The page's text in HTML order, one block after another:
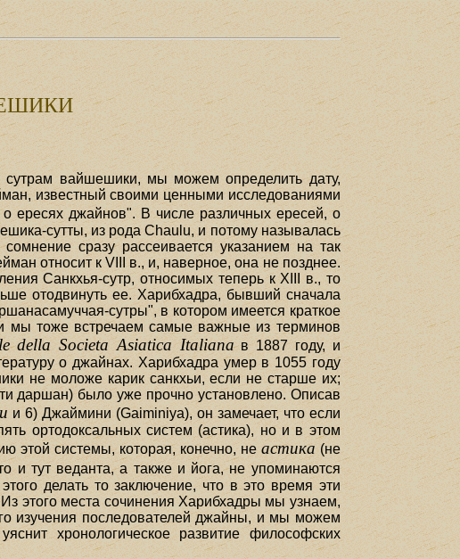
вайшешики, мы можем определить дату,
известный своими ценными исследованиями
ересях джайнов". В числе различных ересей, о
сутты, из рода Chaulu, и потому называлась
сразу рассеивается указанием на так
относит к VIII в., и, наверное, она не позднее.
Санкхья-сутр, относимых теперь к XIII в., то
отодвинуть ее. Харибхадра, бывший сначала
сутры", в котором имеется краткое
мы тоже встречаем самые важные из терминов
della Societa Asiatica Italianaв 1887 году, и
о джайнах. Харибхадра умер в 1055 году
не моложе карик санкхьи, если не старше их;
даршан) было уже прочно установлено. Описав
и 6) Джаймини (Gaiminiya), он замечает, что если
ортодоксальных систем (астика), но и в этом
этой системы, которая, конечно, не астика(не
и тут веданта, а также и йога, не упоминаются
делать то заключение, что в это время эти
этого места сочинения Харибхадры мы узнаем,
изучения последователей джайны, и мы можем
хронологическое развитие философских